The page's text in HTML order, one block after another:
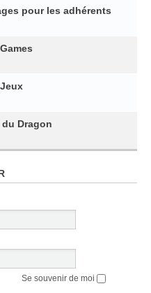
pour les adhérents
du Dragon
Se souvenir de moi